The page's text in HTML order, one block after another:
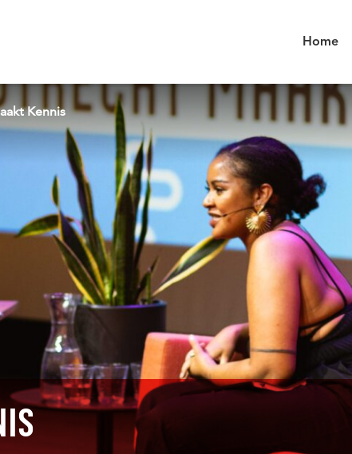
Home
Kennis